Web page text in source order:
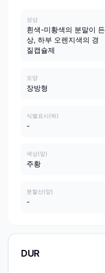
성상
흰색-미황색의 분말이 든
상, 하부 오렌지색의 경
질캡슐제
모양
장방형
식별표시(뒤)
-
색상(앞)
주황
분할선(앞)
-
DUR